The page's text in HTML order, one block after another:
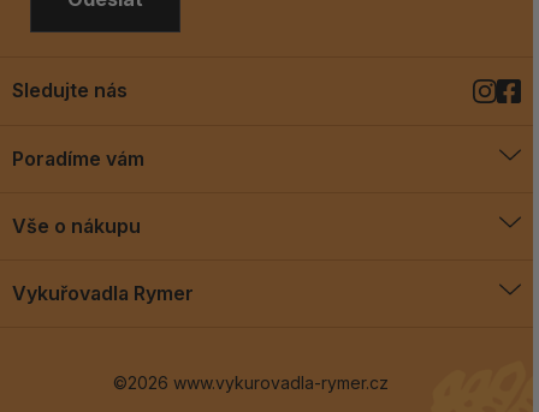
Poradíme vám
Blog
Vše o nákupu
Vykuřovadla Rymer
Sledujte nás
©2026 www.vykurovadla-rymer.cz